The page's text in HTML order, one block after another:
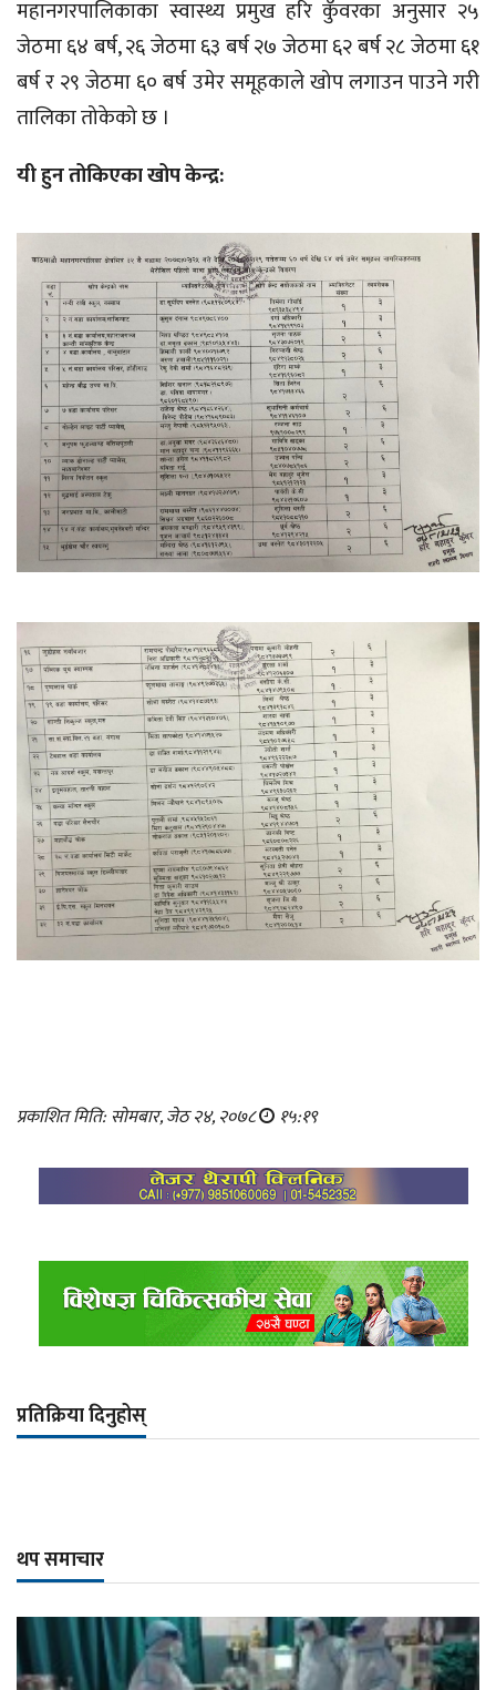
महानगरपालिकाका स्वास्थ्य प्रमुख हरि कुँवरका अनुसार २५
जेठमा ६४ बर्ष, २६ जेठमा ६३ बर्ष २७ जेठमा ६२ बर्ष २८ जेठमा ६१
बर्ष र २९ जेठमा ६० बर्ष उमेर समूहकाले खोप लगाउन पाउने गरी
तालिका तोकेको छ ।
यी हुन तोकिएका खोप केन्द्र:
प्रकाशित मिति: सोमबार, जेठ २४, २०७८ १५:१९
प्रतिक्रिया दिनुहोस्
थप समाचार